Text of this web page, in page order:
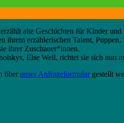
alte Geschichten für Kinder
ihrem erzählerischen Talent,
ihrer Zuschauer*innen.
Else Weil, richtet sie sich nun
über unser Anfrageformular gestellt